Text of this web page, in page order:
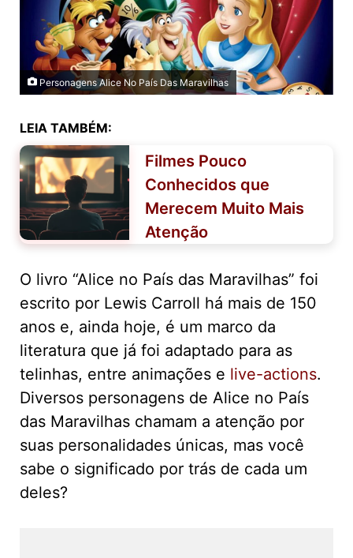
Personagens Alice No País Das Maravilhas
LEIA TAMBÉM:
Filmes Pouco
Conhecidos que
Merecem Muito Mais
Atenção
O livro “Alice no País das Maravilhas” foi
escrito por Lewis Carroll há mais de 150
anos e, ainda hoje, é um marco da
literatura que já foi adaptado para as
telinhas, entre animações e live-actions.
Diversos personagens de Alice no País
das Maravilhas chamam a atenção por
suas personalidades únicas, mas você
sabe o significado por trás de cada um
deles?